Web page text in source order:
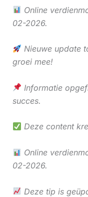
Online
02-2026.
Nieuwe update
groei mee!
Informatie
succes.
Deze content
Online
02-2026.
Deze tip is